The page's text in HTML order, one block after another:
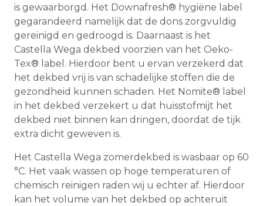
is gewaarborgd. Het Downafresh® hygiëne label
gegarandeerd namelijk dat de dons zorgvuldig
gereinigd en gedroogd is. Daarnaast is het
Castella Wega dekbed voorzien van het Oeko-
Tex® label. Hierdoor bent u ervan verzekerd dat
het dekbed vrij is van schadelijke stoffen die de
gezondheid kunnen schaden. Het Nomite® label
in het dekbed verzekert u dat huisstofmijt het
dekbed niet binnen kan dringen, doordat de tijk
extra dicht geweven is.
Het Castella Wega zomerdekbed is wasbaar op 60
°C. Het vaak wassen op hoge temperaturen of
chemisch reinigen raden wij u echter af. Hierdoor
kan het volume van het dekbed op achteruit